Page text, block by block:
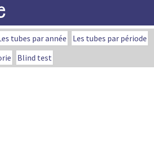
tubes par année
Les tubes par période
Blind test